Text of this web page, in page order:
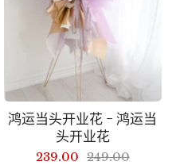
鸿运当头开业花 - 鸿运当
头开业花
239.00 249.00